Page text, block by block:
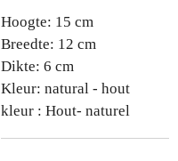
Hoogte: 15 cm
Breedte: 12 cm
Dikte: 6 cm
Kleur: natural - hout
kleur : Hout- naturel